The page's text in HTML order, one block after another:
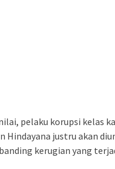
pelaku korupsi kelas
Hindayana justru akan
kerugian yang